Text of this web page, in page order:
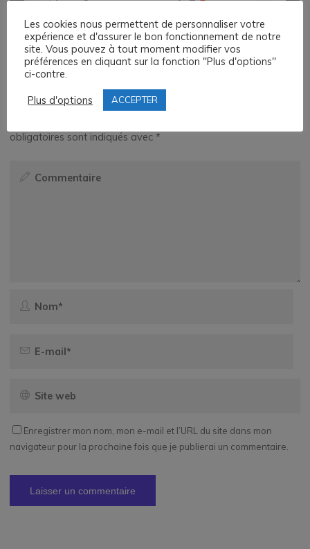
1/6
Laisser un commentaire
obligatoires sont indiqués avec *
Enregistrer mon nom, mon e-mail et l’URL du site dans mon
navigateur pour la prochaine fois que je publierai un commentaire.
Les cookies nous permettent de personnaliser votre
expérience et d'assurer le bon fonctionnement de notre
site. Vous pouvez à tout moment modifier vos
préférences en cliquant sur la fonction "Plus d'options"
ci-contre.
Plus d'options
ACCEPTER